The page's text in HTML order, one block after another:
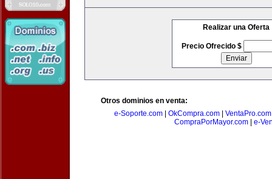
Realizar una Oferta
Precio Ofrecido $
Otros dominios en venta:
e-Soporte.com
OkCompra.com VentaPro.com
CompraPorMayor.com| e-